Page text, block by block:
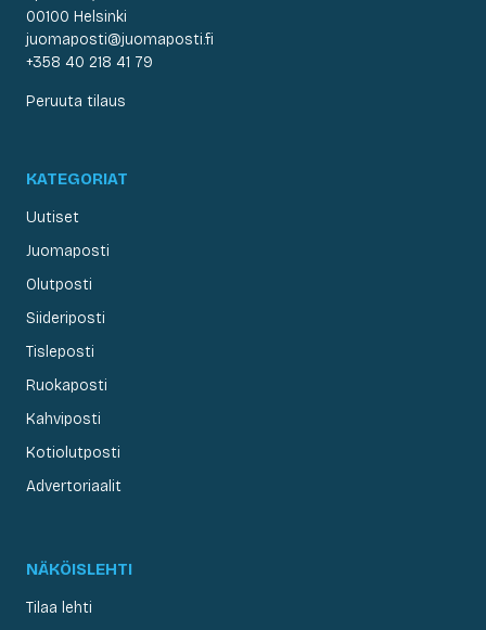
00100 Helsinki
juomaposti@juomaposti.fi
+358 40 218 41 79
Peruuta tilaus
KATEGORIAT
Uutiset
Juomaposti
Olutposti
Siideriposti
Tisleposti
Ruokaposti
Kahviposti
Kotiolutposti
Advertoriaalit
NÄKÖISLEHTI
Tilaa lehti